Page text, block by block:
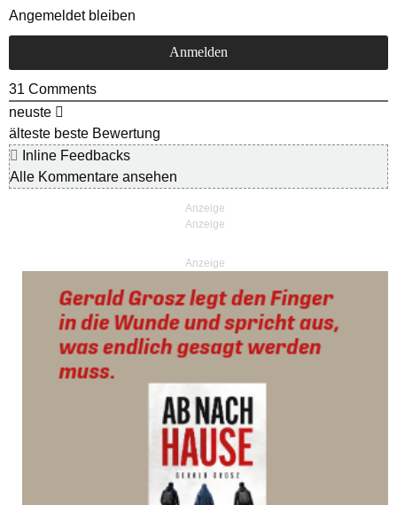
Angemeldet bleiben
31 Comments
neuste
älteste beste Bewertung
Inline Feedbacks
Alle Kommentare ansehen
Anzeige